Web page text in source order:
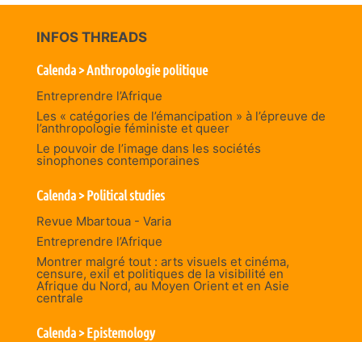
INFOS THREADS
Calenda > Anthropologie politique
Entreprendre l’Afrique
Les « catégories de l’émancipation » à l’épreuve de
l’anthropologie féministe et queer
Le pouvoir de l’image dans les sociétés
sinophones contemporaines
Calenda > Political studies
Revue Mbartoua - Varia
Entreprendre l’Afrique
Montrer malgré tout : arts visuels et cinéma,
censure, exil et politiques de la visibilité en
Afrique du Nord, au Moyen Orient et en Asie
centrale
Calenda > Epistemology